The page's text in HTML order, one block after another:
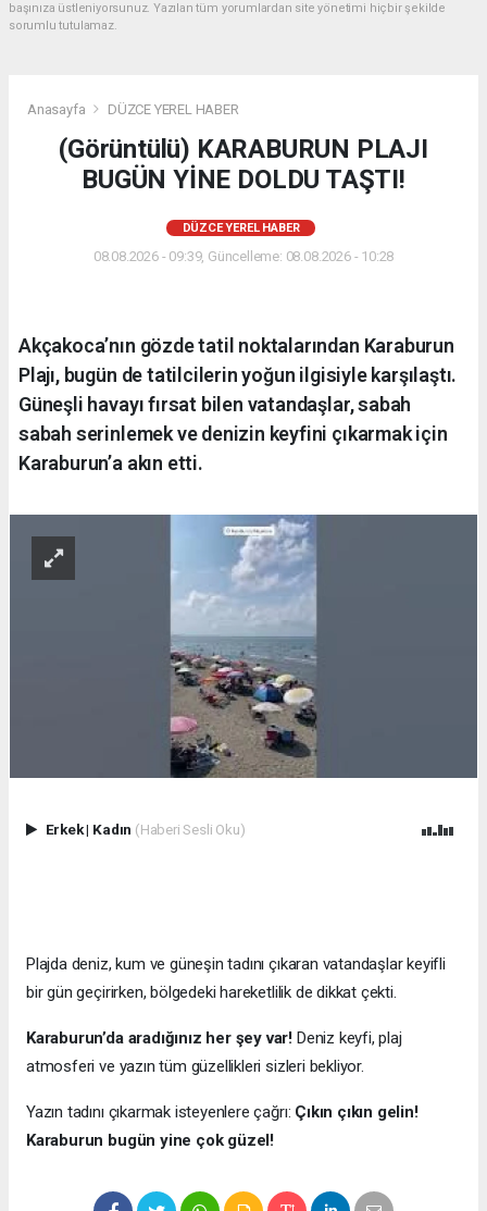
başınıza üstleniyorsunuz. Yazılan tüm yorumlardan site yönetimi hiçbir şekilde
sorumlu tutulamaz.
Anasayfa DÜZCE YEREL HABER
(Görüntülü) KARABURUN PLAJI
BUGÜN YİNE DOLDU TAŞTI!
DÜZCE YEREL HABER
08.08.2026 - 09:39, Güncelleme: 08.08.2026 - 10:28
Akçakoca’nın gözde tatil noktalarından Karaburun
Plajı, bugün de tatilcilerin yoğun ilgisiyle karşılaştı.
Güneşli havayı fırsat bilen vatandaşlar, sabah
sabah serinlemek ve denizin keyfini çıkarmak için
Karaburun’a akın etti.
Erkek| Kadın (Haberi Sesli Oku)
Plajda deniz, kum ve güneşin tadını çıkaran vatandaşlar keyifli
bir gün geçirirken, bölgedeki hareketlilik de dikkat çekti.
Karaburun’da aradığınız her şey var! Deniz keyfi, plaj
atmosferi ve yazın tüm güzellikleri sizleri bekliyor.
Yazın tadını çıkarmak isteyenlere çağrı: Çıkın çıkın gelin!
Karaburun bugün yine çok güzel!